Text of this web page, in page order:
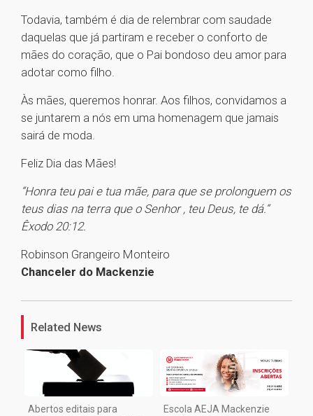
Todavia, também é dia de relembrar com saudade
daquelas que já partiram e receber o conforto de
mães do coração, que o Pai bondoso deu amor para
adotar como filho.
Às mães, queremos honrar. Aos filhos, convidamos a
se juntarem a nós em uma homenagem que jamais
sairá de moda.
Feliz Dia das Mães!
“Honra teu pai e tua mãe, para que se prolonguem os
teus dias na terra que o Senhor , teu Deus, te dá.“
Êxodo 20:12.
Robinson Grangeiro Monteiro
Chanceler do Mackenzie
Related News
Abertos editais para
Escola AEJA Mackenzie